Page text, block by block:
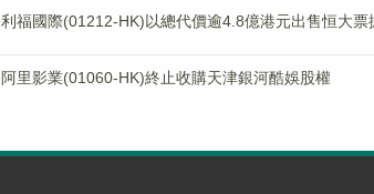
利福國際(01212-HK)以總代價逾4.8億港元出售恒大票
阿里影業(01060-HK)終止收購天津銀河酷娛股權